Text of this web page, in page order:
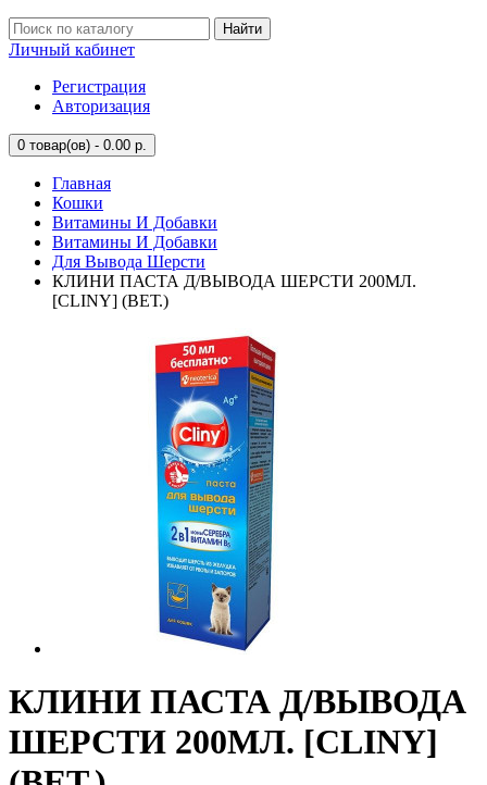
Найти
Личный кабинет
Регистрация
Авторизация
0 товар(ов) - 0.00 р.
Главная
Кошки
Витамины И Добавки
Витамины И Добавки
Для Вывода Шерсти
КЛИНИ ПАСТА Д/ВЫВОДА ШЕРСТИ 200МЛ.
[CLINY] (ВЕТ.)
КЛИНИ ПАСТА Д/ВЫВОДА
ШЕРСТИ 200МЛ. [CLINY]